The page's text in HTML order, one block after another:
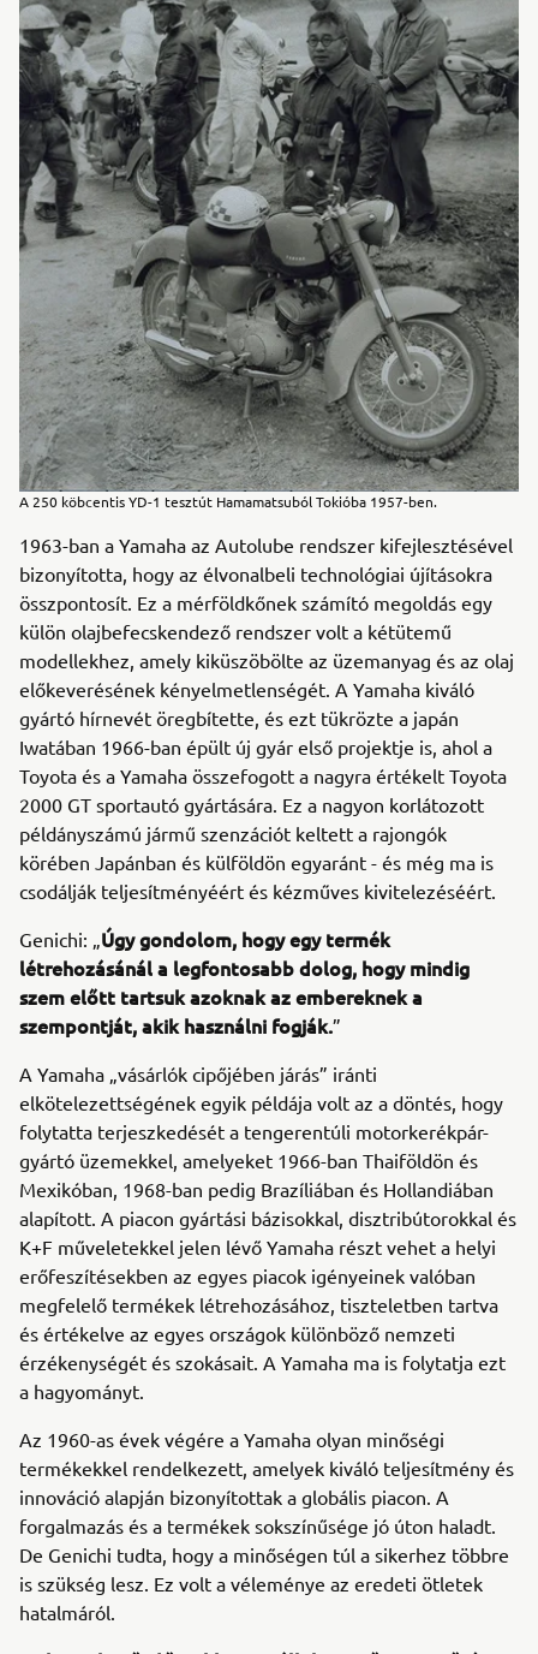
A 250 köbcentis YD-1 tesztút Hamamatsuból Tokióba 1957-ben.
1963-ban a Yamaha az Autolube rendszer kifejlesztésével
bizonyította, hogy az élvonalbeli technológiai újításokra
összpontosít. Ez a mérföldkőnek számító megoldás egy
külön olajbefecskendező rendszer volt a kétütemű
modellekhez, amely kiküszöbölte az üzemanyag és az olaj
előkeverésének kényelmetlenségét. A Yamaha kiváló
gyártó hírnevét öregbítette, és ezt tükrözte a japán
Iwatában 1966-ban épült új gyár első projektje is, ahol a
Toyota és a Yamaha összefogott a nagyra értékelt Toyota
2000 GT sportautó gyártására. Ez a nagyon korlátozott
példányszámú jármű szenzációt keltett a rajongók
körében Japánban és külföldön egyaránt - és még ma is
csodálják teljesítményéért és kézműves kivitelezéséért.
Genichi: „Úgy gondolom, hogy egy termék
létrehozásánál a legfontosabb dolog, hogy mindig
szem előtt tartsuk azoknak az embereknek a
szempontját, akik használni fogják.”
A Yamaha „vásárlók cipőjében járás” iránti
elkötelezettségének egyik példája volt az a döntés, hogy
folytatta terjeszkedését a tengerentúli motorkerékpár-
gyártó üzemekkel, amelyeket 1966-ban Thaiföldön és
Mexikóban, 1968-ban pedig Brazíliában és Hollandiában
alapított. A piacon gyártási bázisokkal, disztribútorokkal és
K+F műveletekkel jelen lévő Yamaha részt vehet a helyi
erőfeszítésekben az egyes piacok igényeinek valóban
megfelelő termékek létrehozásához, tiszteletben tartva
és értékelve az egyes országok különböző nemzeti
érzékenységét és szokásait. A Yamaha ma is folytatja ezt
a hagyományt.
Az 1960-as évek végére a Yamaha olyan minőségi
termékekkel rendelkezett, amelyek kiváló teljesítmény és
innováció alapján bizonyítottak a globális piacon. A
forgalmazás és a termékek sokszínűsége jó úton haladt.
De Genichi tudta, hogy a minőségen túl a sikerhez többre
is szükség lesz. Ez volt a véleménye az eredeti ötletek
hatalmáról.